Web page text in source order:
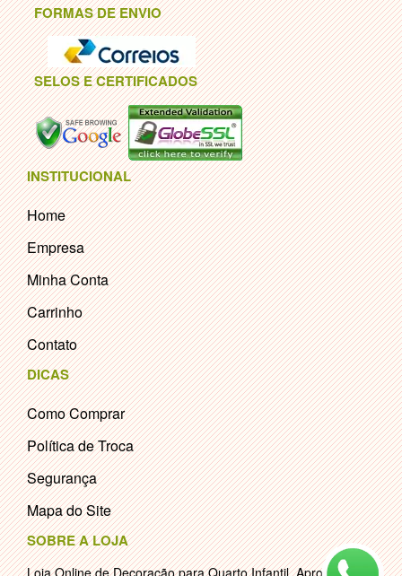
FORMAS DE ENVIO
SELOS E CERTIFICADOS
INSTITUCIONAL
Home
Empresa
Minha Conta
Carrinho
Contato
DICAS
Como Comprar
Política de Troca
Segurança
Mapa do Site
SOBRE A LOJA
Loja Online de Decoração para Quarto Infantil. Aproveite e